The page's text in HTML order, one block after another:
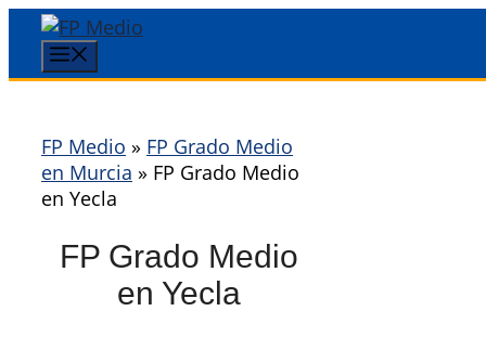
Saltar
contenido
FP Medio » FP Grado Medio
en Murcia » FP Grado Medio
en Yecla
FP Grado Medio
en Yecla